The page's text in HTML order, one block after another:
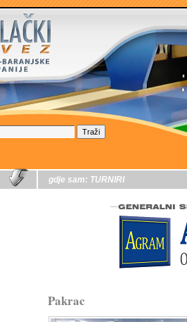
gdje sam: TURNIRI
Pakrac